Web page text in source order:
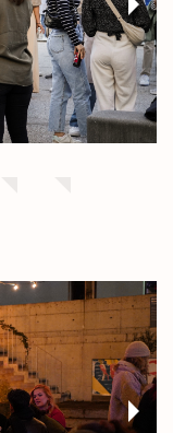
Next